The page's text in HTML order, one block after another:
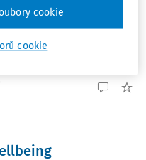
jak jsou řízena rizika
... cookie
cookie